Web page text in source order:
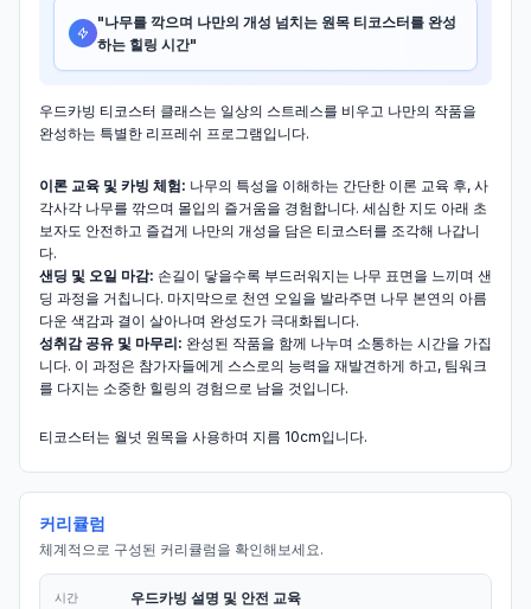
"나무를 깍으며 나만의 개성 넘치는 원목 티코스터를 완성
하는 힐링 시간"
우드카빙 티코스터 클래스는 일상의 스트레스를 비우고 나만의 작품을
완성하는 특별한 리프레쉬 프로그램입니다.
이론 교육 및 카빙 체험: 나무의 특성을 이해하는 간단한 이론 교육 후, 사
각사각 나무를 깎으며 몰입의 즐거움을 경험합니다. 세심한 지도 아래 초
보자도 안전하고 즐겁게 나만의 개성을 담은 티코스터를 조각해 나갑니
다.
샌딩 및 오일 마감: 손길이 닿을수록 부드러워지는 나무 표면을 느끼며 샌
딩 과정을 거칩니다. 마지막으로 천연 오일을 발라주면 나무 본연의 아름
다운 색감과 결이 살아나며 완성도가 극대화됩니다.
성취감 공유 및 마무리: 완성된 작품을 함께 나누며 소통하는 시간을 가집
니다. 이 과정은 참가자들에게 스스로의 능력을 재발견하게 하고, 팀워크
를 다지는 소중한 힐링의 경험으로 남을 것입니다.
티코스터는 월넛 원목을 사용하며 지름 10cm입니다.
커리큘럼
체계적으로 구성된 커리큘럼을 확인해보세요.
시간
우드카빙 설명 및 안전 교육